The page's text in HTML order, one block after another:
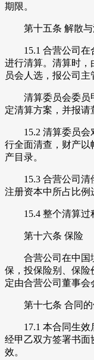
期限。
第十五条 解散与
15.1 合营公司在
进行清算。清算时，
员会人选，报公司主
清算委员会委员甲
定清算方案，并报请
15.2 清算委员会
行全面清查，财产以
产目录。
15.3 合营公司清
注册资本中所占比例
15.4 整个清算过程
第十六条 保险
合营公司在中国
保，投保险别、保
定由合营公司董事会
第十七条 合同的
17.1 本合同生效
经甲乙双方签署书面
效。